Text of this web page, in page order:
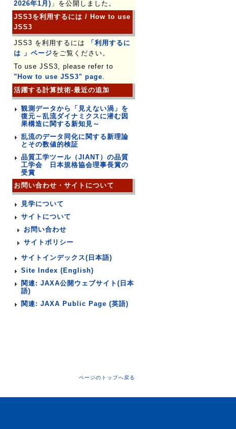
2026年1月) 」を公開しました。
JSS3を利用するには / How to use
JSS3
JSS3 を利用するには
「利用するに
は 」ページをご覧ください。
To use JSS3, please refer to
"How to use JSS3" page.
活躍する計算技術-最近の追加
観測データから「見えない渦」を
復元～乱流ダイナミクスに潜む因
果構造に関する新知見～
乱流のデータ同化に関する新理論
とその数値的検証
品質工学ツール（JIANT）の品質
工学会 日本規格協会理事長賞の
受賞
お問い合わせ・サイトについて
見学について
サイトについて
お問い合わせ
サイトポリシー
サイトインデックス(日本語)
Site Index (English)
関連: JAXA公開ウェブサイト(日本
語)
関連: JAXA Public Page (英語)
ページのトップへ戻る